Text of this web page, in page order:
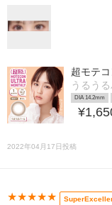
超モテ
うるう
DIA 14.2mm
2022年04月17日投稿
★★★★★